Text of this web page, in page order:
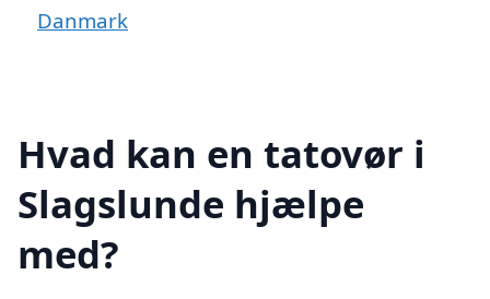
Danmark
Hvad kan en tatovør i
Slagslunde hjælpe
med?